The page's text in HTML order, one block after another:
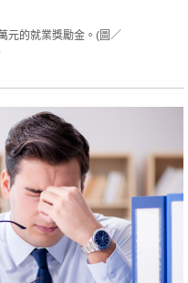
元的就業獎勵金。(圖／